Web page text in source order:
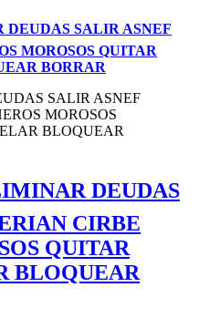
SALIR ASNEF
MOROSOS QUITAR
BORRAR
DEUDAS
CIRBE
QUITAR
BLOQUEAR